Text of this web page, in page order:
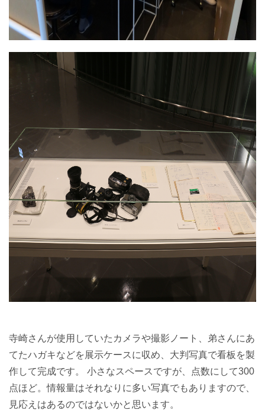
寺崎さんが使用していたカメラや撮影ノート、弟さんにあ
てたハガキなどを展示ケースに収め、大判写真で看板を製
作して完成です。 小さなスペースですが、点数にして300
点ほど。情報量はそれなりに多い写真でもありますので、
見応えはあるのではないかと思います。